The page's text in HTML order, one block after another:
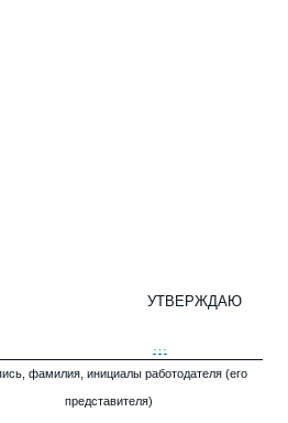
УТВЕРЖДАЮ
…
фамилия, инициалы работодателя (его
представителя)